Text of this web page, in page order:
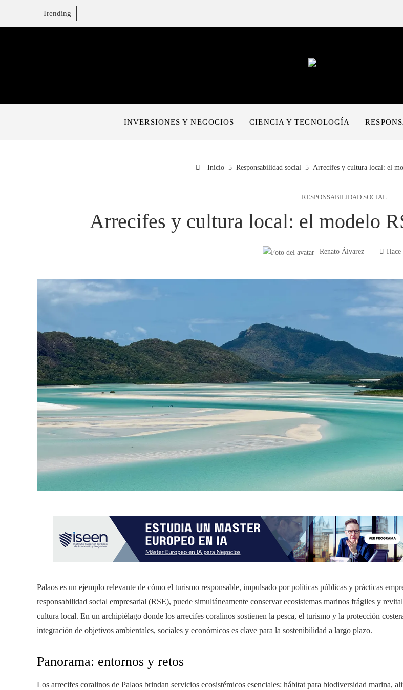
Trending
INVERSIONES Y NEGOCIOS CIENCIA Y TECNOLOGÍA
Inicio Responsabilidad social Arrecifes y cultura local: el
RESPONSABILIDAD SOCIAL
Arrecifes y cultura local: el modelo
Renato Álvarez Hace
Palaos es un ejemplo relevante de cómo el turismo responsable, impulsado por políticas públicas y prácticas
responsabilidad social empresarial (RSE), puede simultáneamente conservar ecosistemas marinos frágiles y
cultura local. En un archipiélago donde los arrecifes coralinos sostienen la pesca, el turismo y la protección
integración de objetivos ambientales, sociales y económicos es clave para la sostenibilidad a largo plazo.
Panorama: entornos y retos
Los arrecifes coralinos de Palaos brindan servicios ecosistémicos esenciales: hábitat para biodiversidad marina,